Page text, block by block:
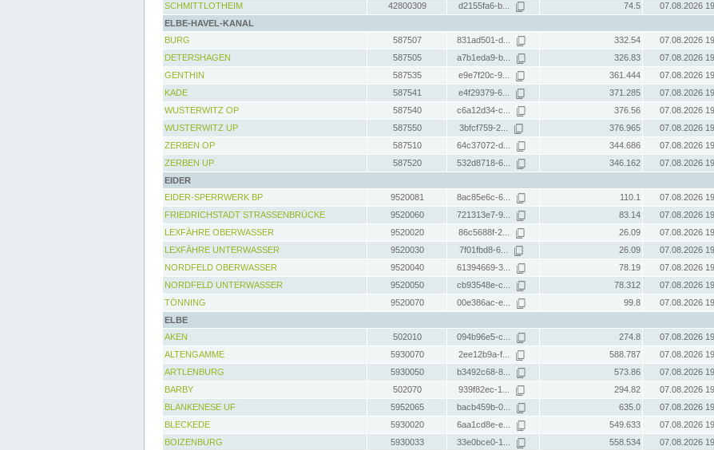
SCHMITTLOTHEIM
42800309 d2155fa6-b... 74.5
07.08.2026
ELBE-HAVEL-KANAL
BURG
587507 831ad501-d... 332.54
07.08.2026
DETERSHAGEN
587505 a7b1eda9-b... 326.83
07.08.2026
GENTHIN
587535 e9e7f20c-9... 361.444
07.08.2026
KADE
587541 e4f29379-6... 371.285
07.08.2026
WUSTERWITZ OP
587540 c6a12d34-c... 376.56
07.08.2026
WUSTERWITZ UP
587550 3bfcf759-2... 376.965
07.08.2026
ZERBEN OP
587510 64c37072-d... 344.686
07.08.2026
ZERBEN UP
587520 532d8718-6... 346.162
07.08.2026
EIDER
EIDER-SPERRWERK BP
9520081 8ac85e6c-6... 110.1
07.08.2026
FRIEDRICHSTADT STRASSENBRÜCKE
9520060 721313e7-9... 83.14
07.08.2026
LEXFÄHRE OBERWASSER
9520020 86c5688f-2... 26.09
07.08.2026
LEXFÄHRE UNTERWASSER
9520030 7f01fbd8-6... 26.09
07.08.2026
NORDFELD OBERWASSER
9520040 61394669-3... 78.19
07.08.2026
NORDFELD UNTERWASSER
9520050 cb93548e-c... 78.312
07.08.2026
TÖNNING
9520070 00e386ac-e... 99.8
07.08.2026
ELBE
AKEN
502010 094b96e5-c... 274.8
07.08.2026
ALTENGAMME
5930070 2ee12b9a-f... 588.787
07.08.2026
ARTLENBURG
5930050 b3492c68-8... 573.86
07.08.2026
BARBY
502070 939f82ec-1... 294.82
07.08.2026
BLANKENESE UF
5952065 bacb459b-0... 635.0
07.08.2026
BLECKEDE
5930020 6aa1cd8e-e... 549.633
07.08.2026
BOIZENBURG
5930033 33e0bce0-1... 558.534
07.08.2026